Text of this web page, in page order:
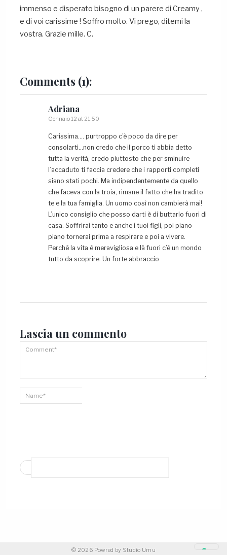
Comments (1):
Adriana
Gennaio 12 at 21:50
Carissima…. purtroppo c’è poco da dire per
consolarti…non credo che il porco ti abbia detto
tutta la verità, credo piuttosto che per sminuire
l’accaduto ti faccia credere che i rapporti completi
siano stati pochi. Ma indipendentemente da quello
che faceva con la troia, rimane il fatto che ha tradito
te e la tua famiglia. Un uomo così non cambierà mai!
L’unico consiglio che posso darti è di buttarlo fuori di
casa. Soffrirai tanto e anche i tuoi figli, poi piano
piano tornerai prima a respirare e poi a vivere.
Perché la vita è meravigliosa e là fuori c’è un mondo
tutto da scoprire. Un forte abbraccio
Lascia un commento
© 2026 Powred by Studio Umu